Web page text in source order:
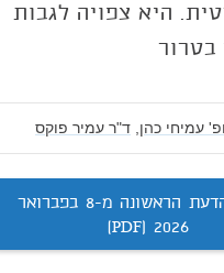
היא צפויה לגבות
עמיחי כהן, ד"ר עמיר פוקס
לחוות הדעת הראשונה מ-8 בפברואר
2026 (PDF)